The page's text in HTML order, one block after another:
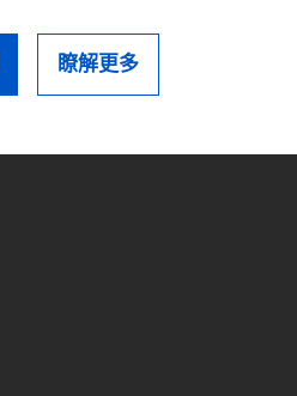
瞭解更多